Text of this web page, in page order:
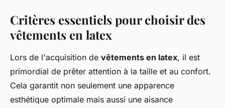
Critères essentiels pour choisir des
vêtements en latex
Lors de l'acquisition de vêtements en latex, il est
primordial de prêter attention à la taille et au confort.
Cela garantit non seulement une apparence
esthétique optimale mais aussi une aisance